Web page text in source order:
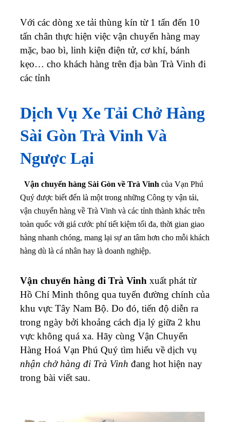
Với các dòng xe tải thùng kín từ 1 tấn đến 10
tấn chân thực hiện việc vận chuyển hàng may
mặc, bao bì, linh kiện điện tử, cơ khí, bánh
kẹo… cho khách hàng trên địa bàn Trà Vinh đi
các tỉnh
Dịch Vụ Xe Tải Chở Hàng
Sài GònTrà VinhVà
Ngược Lại
Vận chuyển hàng Sài Gòn về Trà Vinh của Vạn Phú
Quý được biết đến là một trong những Công ty vận tải,
vận chuyển hàng về Trà Vinh và các tỉnh thành khác trên
toàn quốc với giá cước phí tiết kiệm tối đa, thời gian giao
hàng nhanh chóng, mang lại sự an tâm hơn cho mỗi khách
hàng dù là cá nhân hay là doanh nghiệp.
Vận chuyển hàng đi Trà Vinh xuất phát từ
Hồ Chí Minh thông qua tuyến đường chính của
khu vực Tây Nam Bộ. Do đó, tiến độ diễn ra
trong ngày bởi khoảng cách địa lý giữa 2 khu
vực không quá xa. Hãy cùng Vận Chuyển
Hàng Hoá Vạn Phú Quý tìm hiểu về dịch vụ
nhận chở hàng đi Trà Vinh đang hot hiện nay
trong bài viết sau.